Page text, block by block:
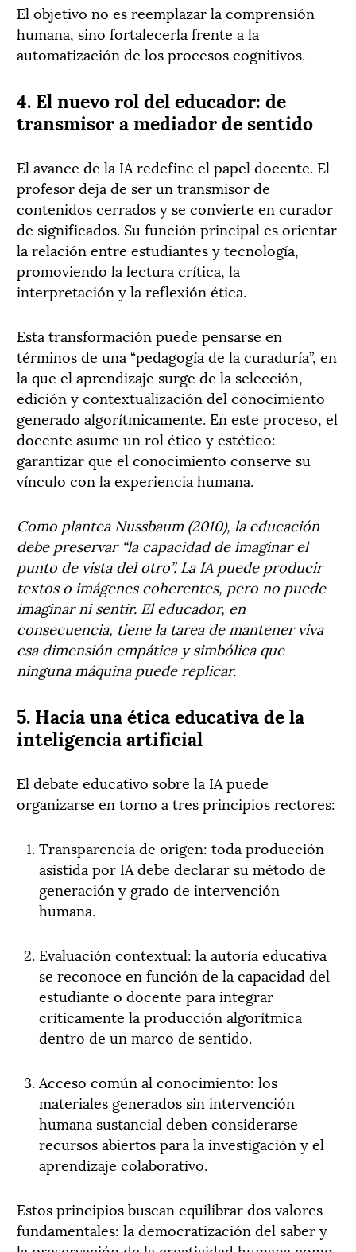
El objetivo no es reemplazar la comprensión
humana, sino fortalecerla frente a la
automatización de los procesos cognitivos.
4. El nuevo rol del educador: de
transmisor a mediador de sentido
El avance de la IA redefine el papel docente. El
profesor deja de ser un transmisor de
contenidos cerrados y se convierte en curador
de significados. Su función principal es orientar
la relación entre estudiantes y tecnología,
promoviendo la lectura crítica, la
interpretación y la reflexión ética.
Esta transformación puede pensarse en
términos de una “pedagogía de la curaduría”, en
la que el aprendizaje surge de la selección,
edición y contextualización del conocimiento
generado algorítmicamente. En este proceso, el
docente asume un rol ético y estético:
garantizar que el conocimiento conserve su
vínculo con la experiencia humana.
Como plantea Nussbaum (2010), la educación
debe preservar “la capacidad de imaginar el
punto de vista del otro”. La IA puede producir
textos o imágenes coherentes, pero no puede
imaginar ni sentir. El educador, en
consecuencia, tiene la tarea de mantener viva
esa dimensión empática y simbólica que
ninguna máquina puede replicar.
5. Hacia una ética educativa de la
inteligencia artificial
El debate educativo sobre la IA puede
organizarse en torno a tres principios rectores:
Transparencia de origen: toda producción
asistida por IA debe declarar su método de
generación y grado de intervención
humana.
Evaluación contextual: la autoría educativa
se reconoce en función de la capacidad del
estudiante o docente para integrar
críticamente la producción algorítmica
dentro de un marco de sentido.
Acceso común al conocimiento: los
materiales generados sin intervención
humana sustancial deben considerarse
recursos abiertos para la investigación y el
aprendizaje colaborativo.
Estos principios buscan equilibrar dos valores
fundamentales: la democratización del saber y